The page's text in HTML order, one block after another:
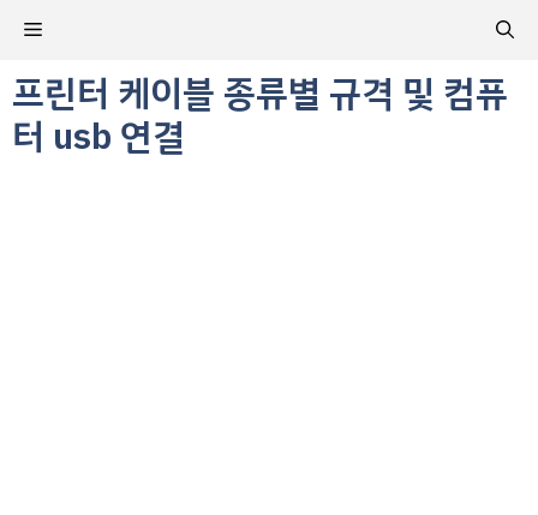
츠
로
건
메
뉴
프린터 케이블 종류별 규격 및 컴퓨
터 usb 연결